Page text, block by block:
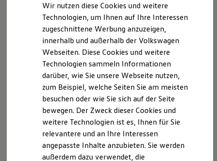
Laden unterwegs
Laden Zuhause
Ladestationen finden
Ladezeitensimulator
Batterie
Sicherheit
Nachhaltigkeit
Technologie
Kosten und Kauf
Verbrauchskosten
Kaufoptionen
E-Auto-Förderung
Software und Konnektivität
Die ID. Software 6
ID. Software Versionen und Updates
Digitale Extras
Schnittstellen zu Ihrem ID.
Disclaimer von Volkswagen AG
Für den Erwerb von Upgrades benötigen Sie ein
ID Benutzerkonto, einen gültigen VW Connect/ We
Vertrag und Ihre Verifizierung als Hauptnutzer, das bedeutet
die Verknüpfung Ihres Benutzerkontos mit dem konkreten
Fahrzeug. Weiterhin ist es erforderlich, dass das Fahrzeug
über die für das jeweilige Upgrade erforderliche technische
Funktion, Hardware und Software verfügt. Die Verfügbarkeit
von Upgrades kann ebenfalls abhängig von Modelljahr und
Produktionsdatum sein. Die für das jeweilige Fahrzeug
erhältlichen Upgrades können durch den Hauptnutzer
modellabhängig im In-Car Shop des Infotainment-Systems
Volkswagen Connect
Shop unter
connect-shop.volkswagen.com
Wir nutzen diese Cookies und weitere
Technologien, um Ihnen auf Ihre Interessen
zugeschnittene Werbung anzuzeigen,
innerhalb und außerhalb der Volkswagen
Webseiten. Diese Cookies und weitere
Technologien sammeln Informationen
darüber, wie Sie unsere Webseite nutzen,
zum Beispiel, welche Seiten Sie am meisten
besuchen oder wie Sie sich auf der Seite
bewegen. Der Zweck dieser Cookies und
weitere Technologien ist es, Ihnen für Sie
relevantere und an Ihre Interessen
angepasste Inhalte anzubieten. Sie werden
außerdem dazu verwendet, die